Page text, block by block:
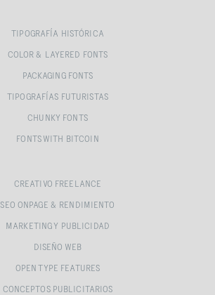
TIPOGRAFÍA HISTÓRICA
COLOR & LAYERED FONTS
PACKAGING FONTS
TIPOGRAFÍAS FUTURISTAS
CHUNKY FONTS
FONTS WITH BITCOIN
CREATIVO FREELANCE
SEO ONPAGE & RENDIMIENTO
MARKETING Y PUBLICIDAD
DISEÑO WEB
OPEN TYPE FEATURES
CONCEPTOS PUBLICITARIOS